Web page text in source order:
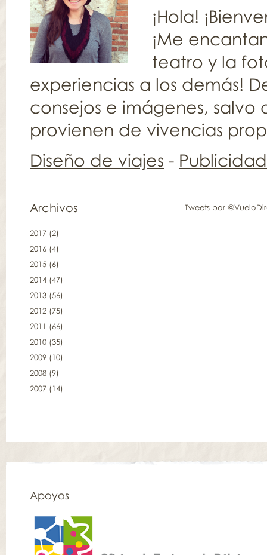
¡Hola!
¡Me
teatro y la
experiencias a los demás!
consejos e imágenes,
provienen de vivencias
Diseño de viajes -
Archivos
2017 (2)
2016 (4)
2015 (6)
2014 (47)
2013 (56)
2012 (75)
2011 (66)
2010 (35)
2009 (10)
2008 (9)
2007 (14)
Tweets por
Apoyos